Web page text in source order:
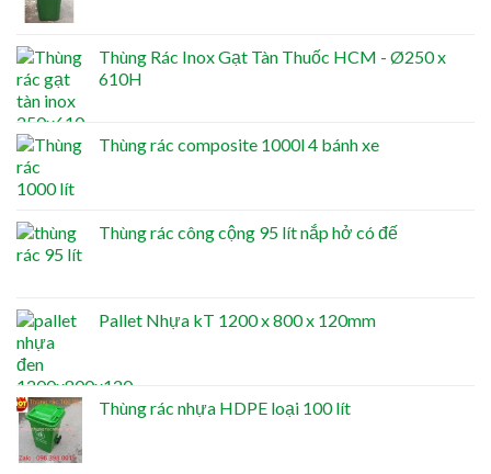
Thùng Rác Inox Gạt Tàn Thuốc HCM - Ø250 x
610H
Thùng rác composite 1000l 4 bánh xe
Thùng rác công cộng 95 lít nắp hở có đế
Pallet Nhựa kT 1200 x 800 x 120mm
Thùng rác nhựa HDPE loại 100 lít